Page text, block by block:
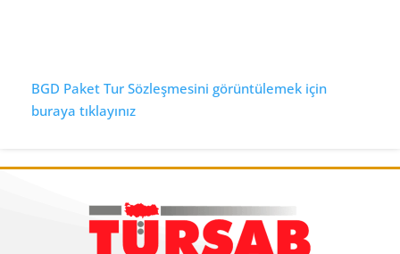
BGD Paket Tur Sözleşmesini görüntülemek için
buraya tıklayınız